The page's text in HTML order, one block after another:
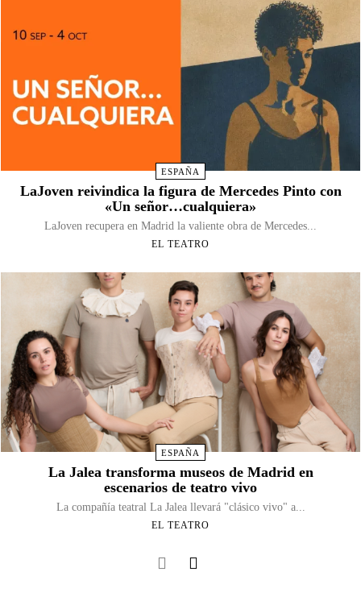
ESPAÑA
LaJoven reivindica la figura de Mercedes Pinto con
«Un señor…cualquiera»
LaJoven recupera en Madrid la valiente obra de Mercedes...
EL TEATRO
ESPAÑA
La Jalea transforma museos de Madrid en
escenarios de teatro vivo
La compañía teatral La Jalea llevará "clásico vivo" a...
EL TEATRO